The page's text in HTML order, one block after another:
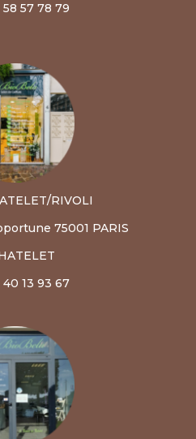
58 57 78 79
RIVOLI
75001 PARIS
40 13 93 67